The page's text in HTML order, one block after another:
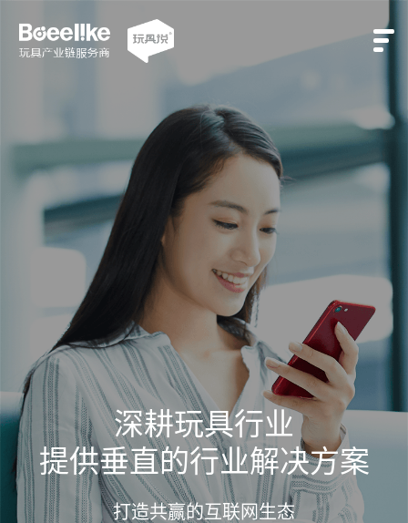
深耕玩具行业
提供垂直的行业解决方案
打造共赢的互联网生态